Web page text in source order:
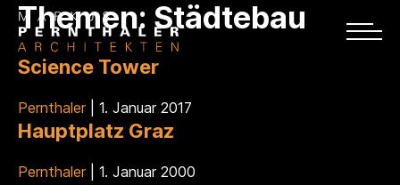
Themen: Städtebau
Science Tower
Pernthaler 1. Januar 2017
Hauptplatz Graz
Pernthaler 1. Januar 2000